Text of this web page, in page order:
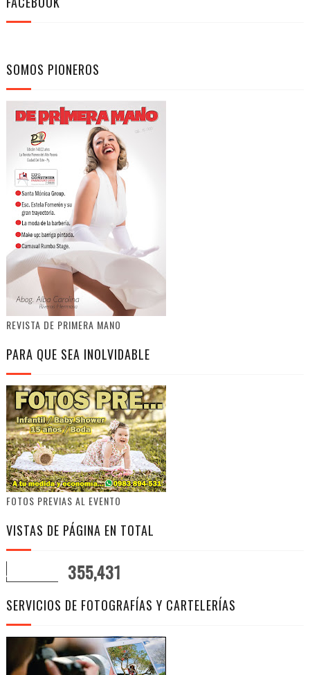
SOMOS PIONEROS
REVISTA DE PRIMERA MANO
PARA QUE SEA INOLVIDABLE
FOTOS PREVIAS AL EVENTO
VISTAS DE PÁGINA EN TOTAL
355,431
SERVICIOS DE FOTOGRAFÍAS Y CARTELERÍAS